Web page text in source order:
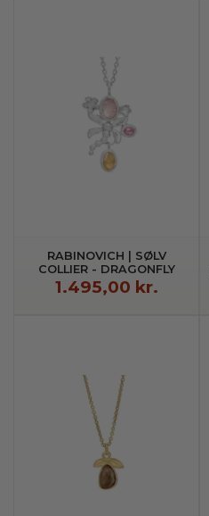
RABINOVICH | SØLV
COLLIER - DRAGONFLY
1.495,00 kr.